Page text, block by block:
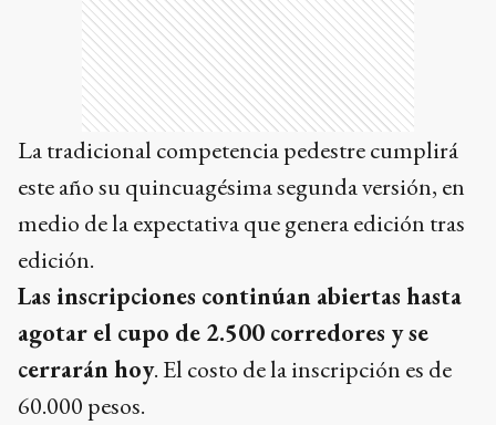
La tradicional competencia pedestre cumplirá
este año su quincuagésima segunda versión, en
medio de la expectativa que genera edición tras
edición.
Las inscripciones continúan abiertas hasta
agotar el cupo de 2.500 corredores y se
cerrarán hoy. El costo de la inscripción es de
60.000 pesos.